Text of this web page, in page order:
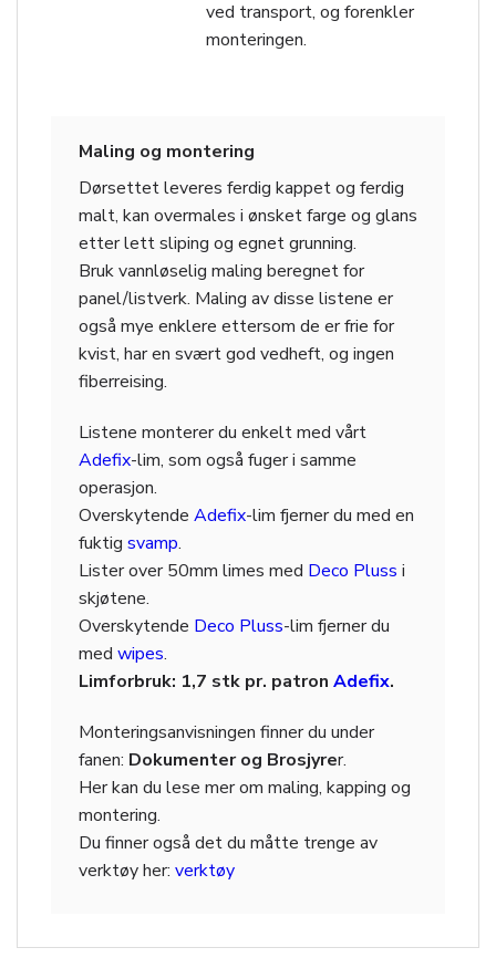
ved transport, og forenkler
monteringen.
Maling og montering
Dørsettet leveres ferdig kappet og ferdig
malt, kan overmales i ønsket farge og glans
etter lett sliping og egnet grunning.
Bruk vannløselig maling beregnet for
panel/listverk. Maling av disse listene er
også mye enklere ettersom de er frie for
kvist, har en svært god vedheft, og ingen
fiberreising.
Listene monterer du enkelt med vårt
Adefix-lim, som også fuger i samme
operasjon.
Overskytende Adefix-lim fjerner du med en
fuktig svamp.
Lister over 50mm limes med Deco Pluss i
skjøtene.
Overskytende Deco Pluss-lim fjerner du
med wipes.
Limforbruk: 1,7 stk pr. patron Adefix.
Monteringsanvisningen finner du under
fanen: Dokumenter og Brosjyrer.
Her kan du lese mer om maling, kapping og
montering.
Du finner også det du måtte trenge av
verktøy her: verktøy